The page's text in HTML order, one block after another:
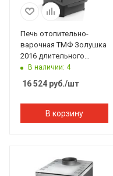
Печь отопительно-
варочная ТМФ Золушка
2016 длительного
горения
В наличии: 4
16 524 руб./шт
В корзину